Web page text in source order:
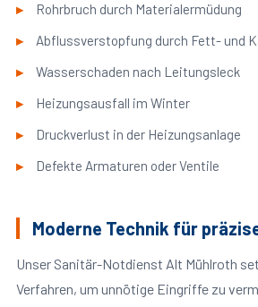
Rohrbruch durch Materialermüdung
Abflussverstopfung durch Fett- und
Wasserschaden nach Leitungsleck
Heizungsausfall im Winter
Druckverlust in der Heizungsanlage
Defekte Armaturen oder Ventile
Moderne Technik für
Unser Sanitär-Notdienst Alt Mühlroth
Verfahren, um unnötige Eingriffe zu